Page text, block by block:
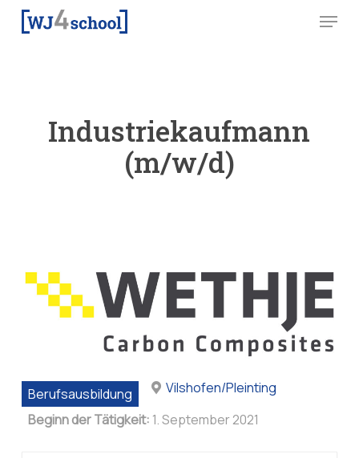
Skip
Menu
Industriekaufmann
(m/w/d)
Berufsausbildung
Vilshofen/Pleinting
Beginn der Tätigkeit: 1. September 2021